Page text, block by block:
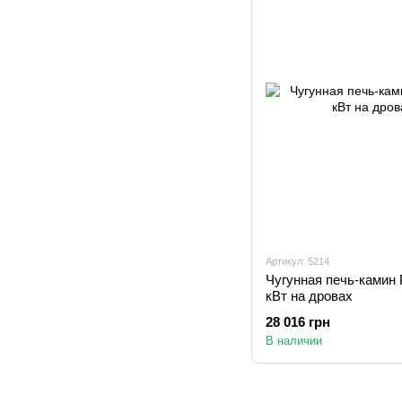
Артикул: 5214
Чугунная печь-
кВт на дровах
28 016 грн
В наличии